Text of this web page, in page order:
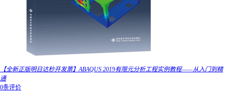
【全新正版明日达秒开发票】ABAQUS 2019有限元分析工程实例教程——从入门到精
通
0条评价